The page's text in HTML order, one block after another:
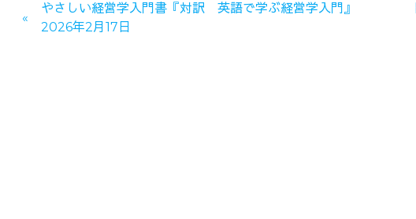
やさしい経営学入門書『対訳 英語で学ぶ経営学入門』
2026年2月17日